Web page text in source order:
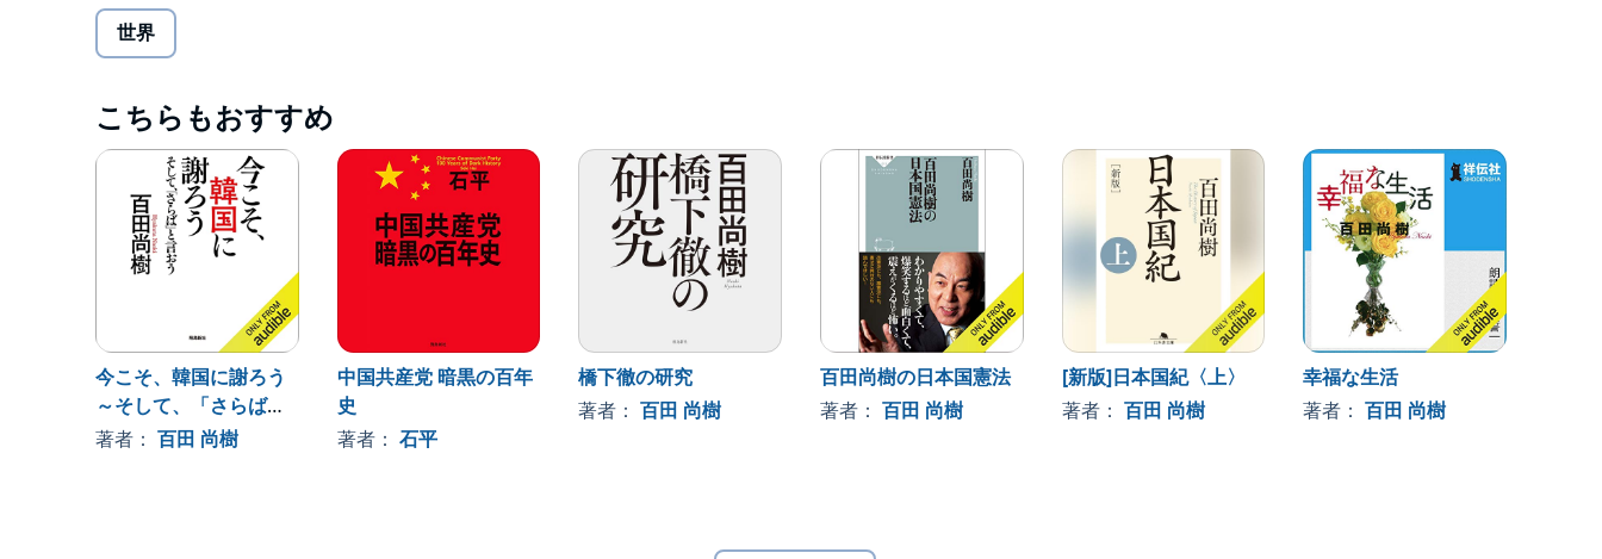
世界
こちらもおすすめ
今こそ、韓国に謝ろう
～そして、「さらば」
と言おう～
著者： 百田 尚樹
中国共産党 暗黒の百年
史
著者： 石平
橋下徹の研究
著者：百田 尚樹
百田尚樹の日本国憲法
著者： 百田 尚樹
[新版]日本国紀〈上〉
著者： 百田 尚樹
幸福な生活
著者：百田 尚樹